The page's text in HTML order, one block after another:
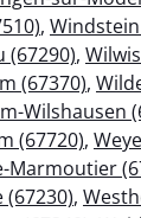
,
(67290),
(67370),
Wilshausen
(67720),
Marmoutier
,